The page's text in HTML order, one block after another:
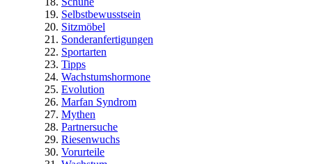
Selbstbewusstsein
Sitzmöbel
Sonderanfertigungen
Sportarten
Tipps
Wachstumshormone
Evolution
Marfan Syndrom
Mythen
Partnersuche
Riesenwuchs
Vorurteile